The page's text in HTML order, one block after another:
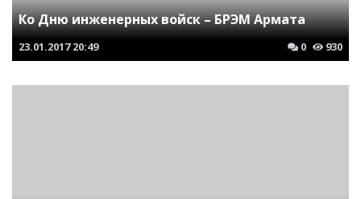
Ко Дню инженерных войск – БРЭМ Армата
23.01.2017 20:49 0 930